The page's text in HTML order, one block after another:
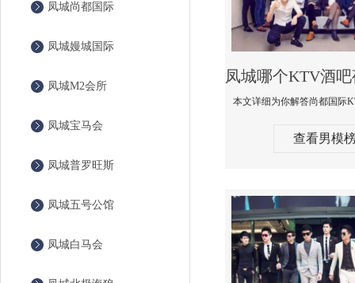
凤城尚都国际
凤城嫚城国际
凤城M2会所
凤城宝马会
凤城普罗旺斯
凤城五号公馆
凤城白马会
查看男模